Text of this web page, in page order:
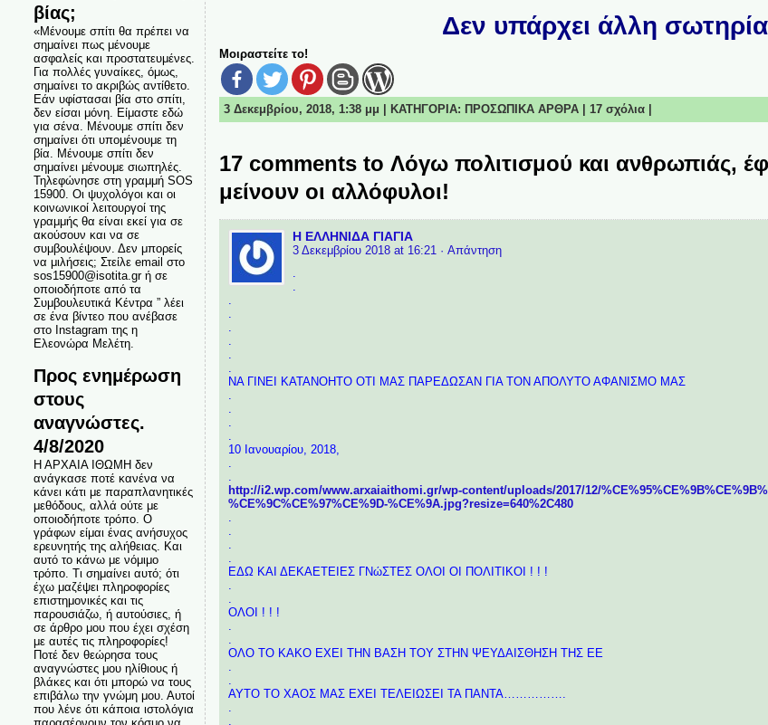
βίας;
«Μένουμε σπίτι θα πρέπει να
σημαίνει πως μένουμε
ασφαλείς και προστατευμένες.
Για πολλές γυναίκες, όμως,
σημαίνει το ακριβώς αντίθετο.
Εάν υφίστασαι βία στο σπίτι,
δεν είσαι μόνη. Είμαστε εδώ
για σένα. Μένουμε σπίτι δεν
σημαίνει ότι υπομένουμε τη
βία. Μένουμε σπίτι δεν
σημαίνει μένουμε σιωπηλές.
Τηλεφώνησε στη γραμμή SOS
15900. Οι ψυχολόγοι και οι
κοινωνικοί λειτουργοί της
γραμμής θα είναι εκεί για σε
ακούσουν και να σε
συμβουλέψουν. Δεν μπορείς
να μιλήσεις; Στείλε email στο
sos15900@isotita.gr ή σε
οποιοδήποτε από τα
Συμβουλευτικά Κέντρα ” λέει
σε ένα βίντεο που ανέβασε
στο Instagram της η
Ελεονώρα Μελέτη.
Προς ενημέρωση
στους
αναγνώστες.
4/8/2020
Η ΑΡΧΑΙΑ ΙΘΩΜΗ δεν
ανάγκασε ποτέ κανένα να
κάνει κάτι με παραπλανητικές
μεθόδους, αλλά ούτε με
οποιοδήποτε τρόπο. Ο
γράφων είμαι ένας ανήσυχος
ερευνητής της αλήθειας. Και
αυτό το κάνω με νόμιμο
τρόπο. Τι σημαίνει αυτό; ότι
έχω μαζέψει πληροφορίες
επιστημονικές και τις
παρουσιάζω, ή αυτούσιες, ή
σε άρθρο μου που έχει σχέση
με αυτές τις πληροφορίες!
Ποτέ δεν θεώρησα τους
αναγνώστες μου ηλίθιους ή
βλάκες και ότι μπορώ να τους
επιβάλω την γνώμη μου. Αυτοί
που λένε ότι κάποια ιστολόγια
Δεν υπάρχει άλλη
Μοιραστείτε το!
3 Δεκεμβρίου, 2018, 1:38 μμ | ΚΑΤΗΓΟΡΙΑ: ΠΡΟΣΩΠΙΚΑ ΑΡΘΡΑ| 17 σχόλια|
17 comments to Λόγω πολιτισμού και ανθρωπιάς,
μείνουν οι αλλόφυλοι!
Η ΕΛΛΗΝΙΔΑ ΓΙΑΓΙΑ
3 Δεκεμβρίου 2018 at 16:21 · Απάντηση
.
.
.
.
.
.
.
.
ΝΑ ΓΙΝΕΙ ΚΑΤΑΝΟΗΤΟ ΟΤΙ ΜΑΣ ΠΑΡΕΔΩΣΑΝ ΓΙΑ ΤΟΝ ΑΠΟΛΥΤΟ ΑΦΑΝΙΣΜΟ ΜΑΣ
.
.
.
.
10 Ιανουαρίου, 2018,
.
.
http://i2.wp.com/www.arxaiaithomi.gr/wp-content/uploads/2017/12/
%CE%9C%CE%97%CE%9D-%CE%9A.jpg?resize=640%2C480
.
.
.
.
ΕΔΩ ΚΑΙ ΔΕΚΑΕΤΕΙΕΣ ΓΝώΣΤΕΣ ΟΛΟΙ ΟΙ ΠΟΛΙΤΙΚΟΙ ! ! !
.
.
ΟΛΟΙ ! ! !
.
.
ΟΛΟ ΤΟ ΚΑΚΟ ΕΧΕΙ ΤΗΝ ΒΑΣΗ ΤΟΥ ΣΤΗΝ ΨΕΥΔΑΙΣΘΗΣΗ ΤΗΣ ΕΕ
.
.
ΑΥΤΟ ΤΟ ΧΑΟΣ MAΣ ΕΧΕΙ ΤΕΛΕΙΩΣΕΙ ΤΑ ΠΑΝΤΑ…………….
.
.